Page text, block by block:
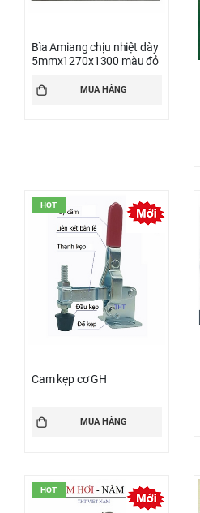
Bìa Amiang chịu nhiệt dày
5mmx1270x1300 màu đỏ
MUA HÀNG
HOT
Cam kẹp cơ GH
MUA HÀNG
HOT